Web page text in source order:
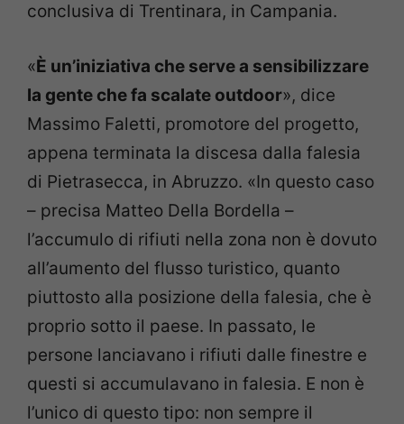
conclusiva di Trentinara, in Campania.
«È un’iniziativa che serve a sensibilizzare
la gente che fa scalate outdoor», dice
Massimo Faletti, promotore del progetto,
appena terminata la discesa dalla falesia
di Pietrasecca, in Abruzzo. «In questo caso
– precisa Matteo Della Bordella –
l’accumulo di rifiuti nella zona non è dovuto
all’aumento del flusso turistico, quanto
piuttosto alla posizione della falesia, che è
proprio sotto il paese. In passato, le
persone lanciavano i rifiuti dalle finestre e
questi si accumulavano in falesia. E non è
l’unico di questo tipo: non sempre il